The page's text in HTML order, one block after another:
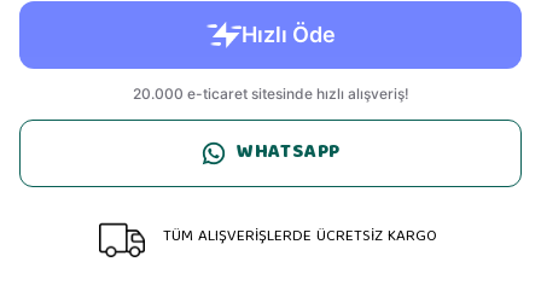
WHATSAPP
TÜM ALIŞVERİŞLERDE ÜCRETSİZ KARGO